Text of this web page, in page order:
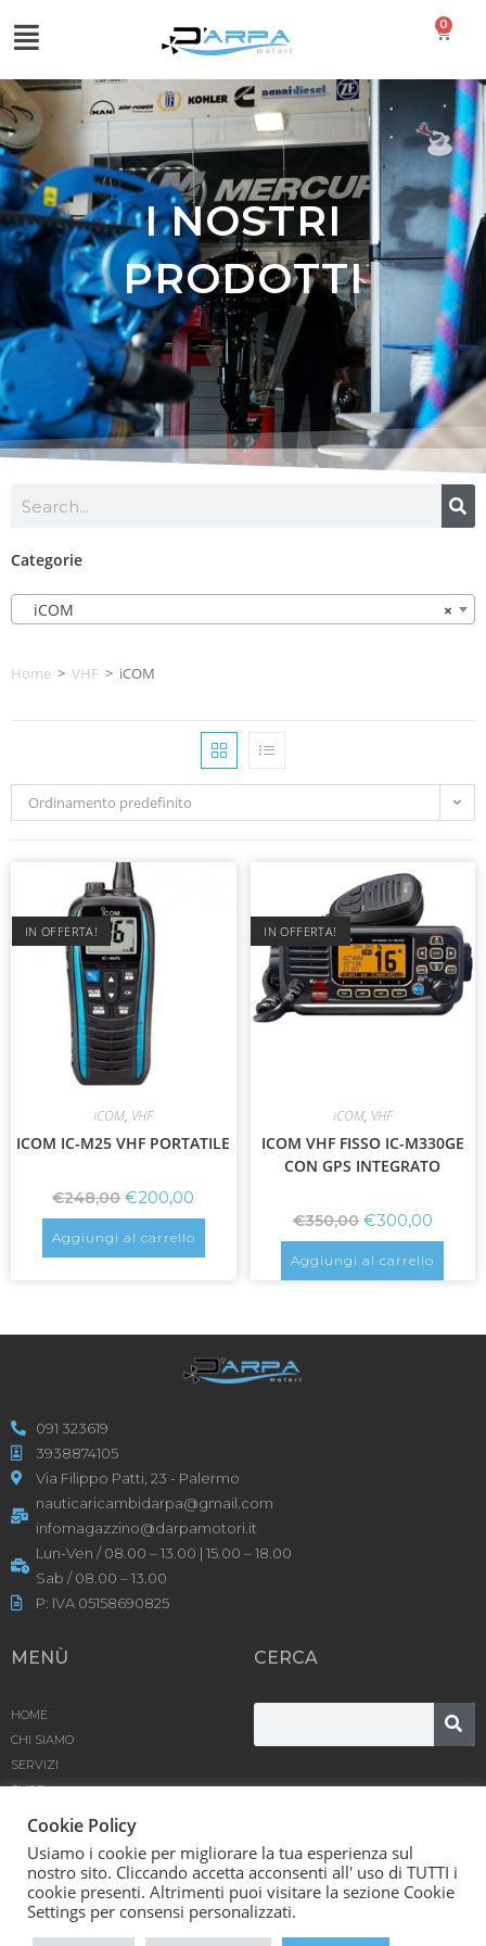
0
I NOSTRI
PRODOTTI
Categorie
×
iCOM
Home > VHF > iCOM
Ordinamento predefinito
IN OFFERTA!
iCOM, VHF
ICOM IC-M25 VHF PORTATILE
€248,00 €200,00
Aggiungi al carrello
IN OFFERTA!
iCOM, VHF
ICOM VHF FISSO IC-M330GE
CON GPS INTEGRATO
€350,00 €300,00
Aggiungi al carrello
091 323619
3938874105
Via Filippo Patti, 23 - Palermo
nauticaricambidarpa@gmail.com
infomagazzino@darpamotori.it
Lun-Ven / 08.00 – 13.00 | 15.00 – 18.00
Sab / 08.00 – 13.00
P: IVA 05158690825
MENÙ
HOME
CHI SIAMO
SERVIZI
SHOP
CONTATTACI
CERCA
D’Arpa Motori SRL © [year] | Powered by
Cookie Policy
Usiamo i cookie per migliorare la tua esperienza sul
nostro sito. Cliccando accetta acconsenti all' uso di TUTTI i
cookie presenti. Altrimenti puoi visitare la sezione Cookie
Settings per consensi personalizzati.